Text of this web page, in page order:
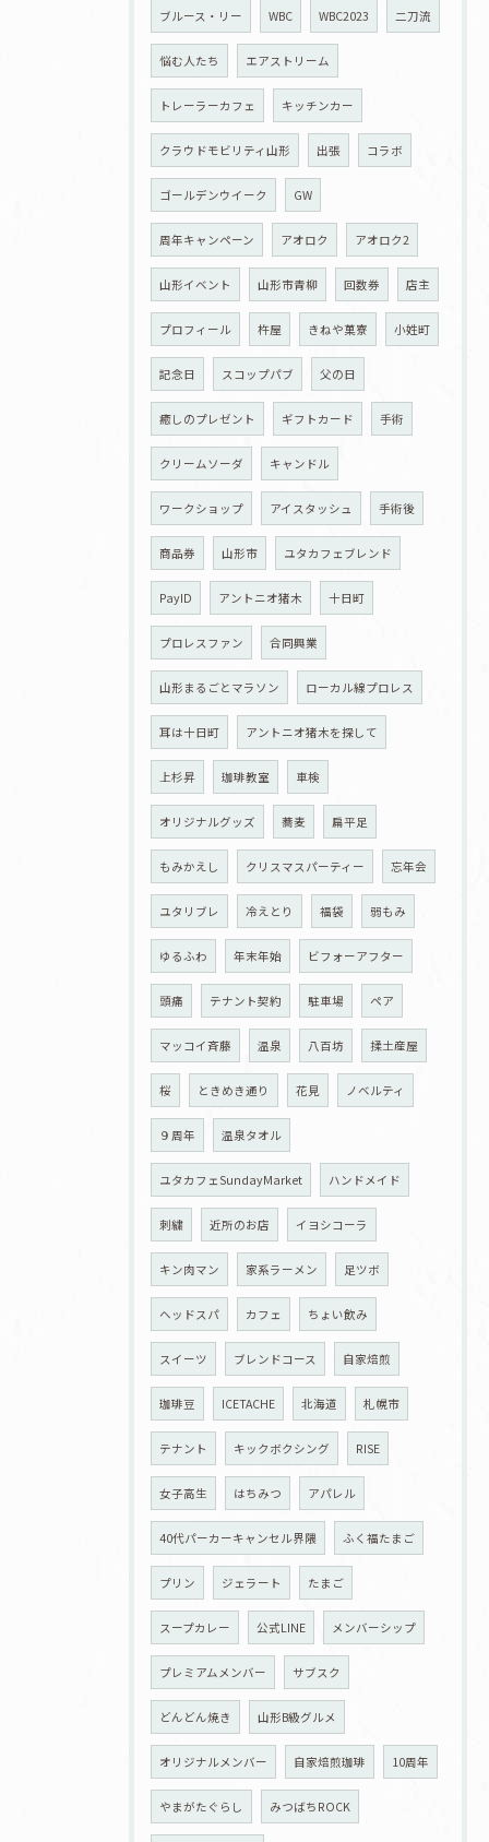
ブルース・リー WBC WBC2023 二刀流
悩む人たち エアストリーム
トレーラーカフェ キッチンカー
クラウドモビリティ山形 出張 コラボ
ゴールデンウイーク GW
周年キャンペーン アオロク アオロク2
山形イベント 山形市青柳 回数券 店主
プロフィール 杵屋 きねや菓寮 小姓町
記念日 スコップパブ 父の日
癒しのプレゼント ギフトカード 手術
クリームソーダ キャンドル
ワークショップ アイスタッシュ 手術後
商品券 山形市 ユタカフェブレンド
PayID アントニオ猪木 十日町
プロレスファン 合同興業
山形まるごとマラソン ローカル線プロレス
耳は十日町 アントニオ猪木を探して
上杉昇 珈琲教室 車検
オリジナルグッズ 蕎麦 扁平足
もみかえし クリスマスパーティー 忘年会
ユタリブレ 冷えとり 福袋 弱もみ
ゆるふわ 年末年始 ビフォーアフター
頭痛 テナント契約 駐車場 ペア
マッコイ斉藤 温泉 八百坊 揉土産屋
桜 ときめき通り 花見 ノベルティ
９周年 温泉タオル
ユタカフェSundayMarket ハンドメイド
刺繍 近所のお店 イヨシコーラ
キン肉マン 家系ラーメン 足ツボ
ヘッドスパ カフェ ちょい飲み
スイーツ ブレンドコース 自家焙煎
珈琲豆 ICETACHE 北海道 札幌市
テナント キックボクシング RISE
女子高生 はちみつ アパレル
40代パーカーキャンセル界隈 ふく福たまご
プリン ジェラート たまご
スープカレー 公式LINE メンバーシップ
プレミアムメンバー サブスク
どんどん焼き 山形B級グルメ
オリジナルメンバー 自家焙煎珈琲 10周年
やまがたぐらし みつばちROCK